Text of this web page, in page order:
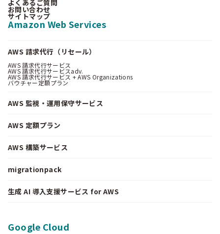
よくあるご質問
お問い合わせ
サイトマップ
Amazon Web Services
AWS 請求代行（リセール）
AWS 請求代行サービス
AWS 請求代行サービスadv.
AWS 請求代行サービス + AWS Organizations
バウチャー定額プラン
AWS 監視・運用保守サービス
AWS 定額プラン
AWS 構築サービス
migrationpack
生成 AI 導入支援サービス for AWS
Google Cloud